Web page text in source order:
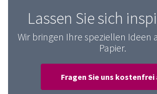
Lassen Sie sich
Wir bringen Ihre speziellen Ideen
Papier.
Fragen Sie uns kostenfrei